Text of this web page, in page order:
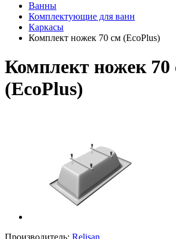
Ванны
Комплектующие для ванн
Каркасы
Комплект ножек 70 см (EcoPlus)
Комплект ножек 70
(EcoPlus)
Производитель: Relisan